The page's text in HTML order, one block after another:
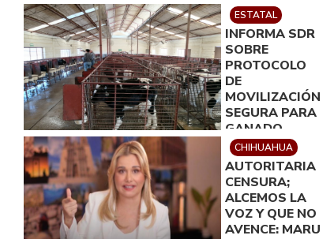
DE
CHIHUAHUA
ESTATAL
INFORMA SDR
SOBRE
PROTOCOLO
DE
MOVILIZACIÓN
SEGURA PARA
GANADO
ENTRE ZONAS
AFECTADAS Y
LIMPIAS
CHIHUAHUA
AUTORITARIA
CENSURA;
ALCEMOS LA
VOZ Y QUE NO
AVENCE: MARU